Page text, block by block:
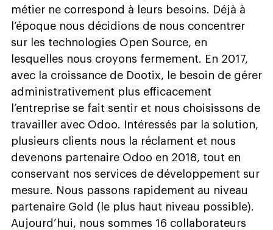
métier ne correspond à leurs besoins. Déjà à
l’époque nous décidions de nous concentrer
sur les technologies Open Source, en
lesquelles nous croyons fermement. En 2017,
avec la croissance de Dootix, le besoin de gérer
administrativement plus efficacement
l’entreprise se fait sentir et nous choisissons de
travailler avec Odoo. Intéressés par la solution,
plusieurs clients nous la réclament et nous
devenons partenaire Odoo en 2018, tout en
conservant nos services de développement sur
mesure. Nous passons rapidement au niveau
partenaire Gold (le plus haut niveau possible).
Aujourd’hui, nous sommes 16 collaborateurs